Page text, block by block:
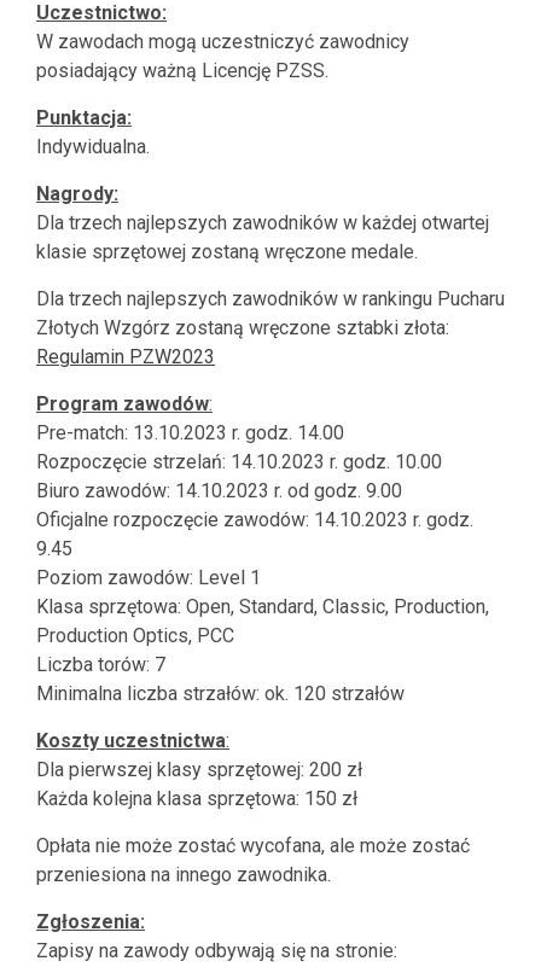
Uczestnictwo:
W zawodach mogą uczestniczyć zawodnicy
posiadający ważną Licencję PZSS.
Punktacja:
Indywidualna.
Nagrody:
Dla trzech najlepszych zawodników w każdej otwartej
klasie sprzętowej zostaną wręczone medale.
Dla trzech najlepszych zawodników w rankingu Pucharu
Złotych Wzgórz zostaną wręczone sztabki złota:
Regulamin PZW2023
Program zawodów:
Pre-match: 13.10.2023 r. godz. 14.00
Rozpoczęcie strzelań: 14.10.2023 r. godz. 10.00
Biuro zawodów: 14.10.2023 r. od godz. 9.00
Oficjalne rozpoczęcie zawodów: 14.10.2023 r. godz.
9.45
Poziom zawodów: Level 1
Klasa sprzętowa: Open, Standard, Classic, Production,
Production Optics, PCC
Liczba torów: 7
Minimalna liczba strzałów: ok. 120 strzałów
Koszty uczestnictwa:
Dla pierwszej klasy sprzętowej: 200 zł
Każda kolejna klasa sprzętowa: 150 zł
Opłata nie może zostać wycofana, ale może zostać
przeniesiona na innego zawodnika.
Zgłoszenia:
Zapisy na zawody odbywają się na stronie: